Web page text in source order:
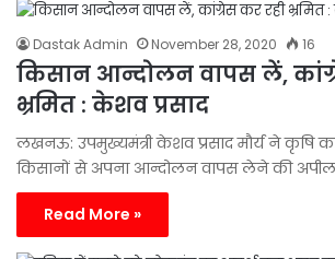
Dastak Admin November 28, 2020 16
किसान आन्दोलन वापस लें,
भ्रमित : केशव प्रसाद
लखनऊ: उपमुख्यमंत्री केशव प्रसाद मौर्य ने कृषि
किसानों से अपना आन्दोलन वापस लेने की
Read More »